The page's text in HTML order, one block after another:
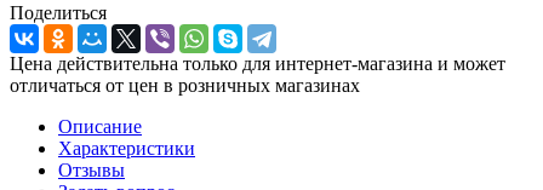
Поделиться
Цена действительна только для интернет-магазина и может
отличаться от цен в розничных магазинах
Описание
Характеристики
Отзывы